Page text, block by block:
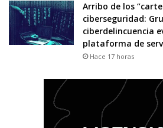
Arribo de los
ciberseguridad:
ciberdelincuencia
plataforma de
Hace 17 horas